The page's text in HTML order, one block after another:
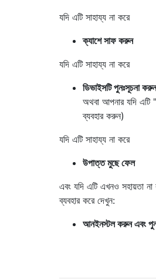
যদি এটি সাহায্য না করে
ক্যাশে সাফ করুন
যদি এটি সাহায্য না করে
ডিভাইসটি পুনঃসূচনা করুন
অথবা আপনার যদি এটি
ব্যবহার করুন)
যদি এটি সাহায্য না করে
উপাত্ত মুছে ফেল
এবং যদি এটি এখনও সহায়তা না
ব্যবহার করে দেখুন:
আনইনস্টল করুন এবং